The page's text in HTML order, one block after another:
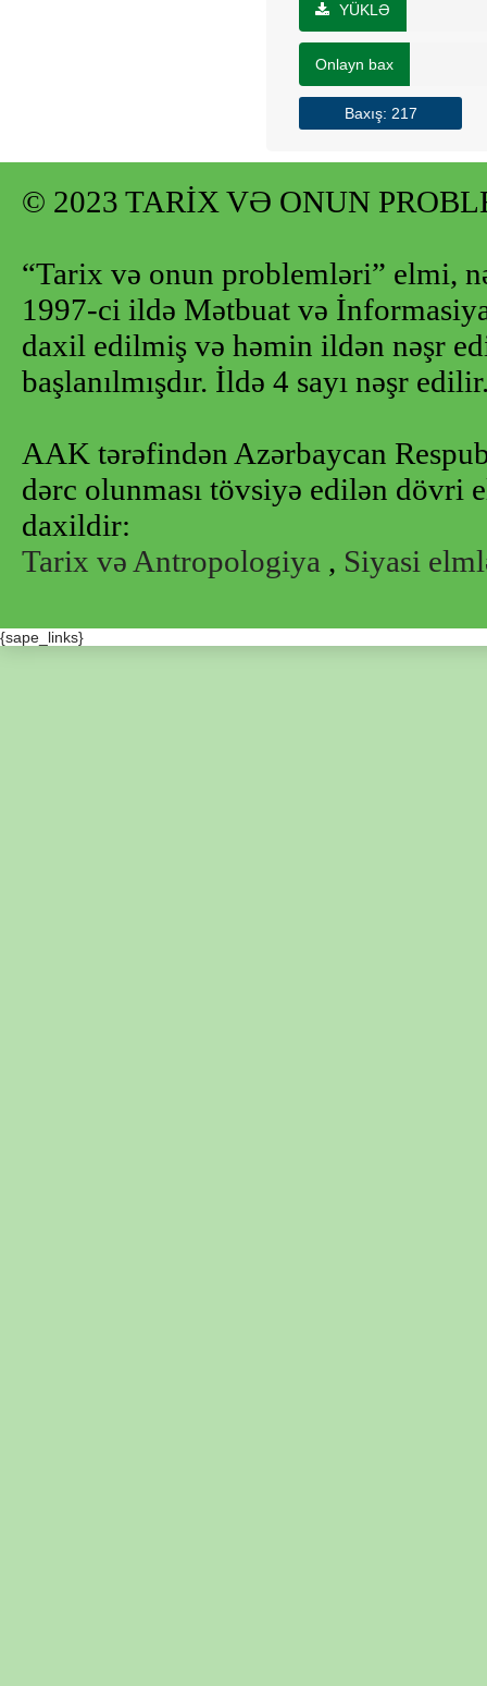
YÜKLƏ
Onlayn bax
Baxış: 217
© 2023 TARİX VƏ ONUN
“Tarix və onun problemləri” elmi,
1997-ci ildə Mətbuat və
daxil edilmiş və həmin ildən nəşr
başlanılmışdır. İldə 4 sayı nəşr
AAK tərəfindən Azərbaycan
dərc olunması tövsiyə edilən dövri
daxildir:
Tarix və Antropologiya , Siyasi
{sape_links}